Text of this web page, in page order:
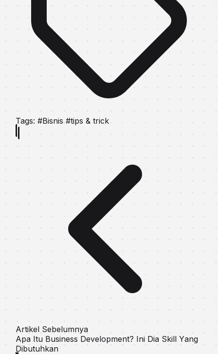
Tags: #Bisnis#tips & trick
Artikel Sebelumnya
Aра Itu Buѕіnеѕѕ Development? Ini Dia Skіll Yаng
Dibutuhkan